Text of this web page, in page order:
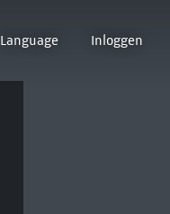
Language Inloggen